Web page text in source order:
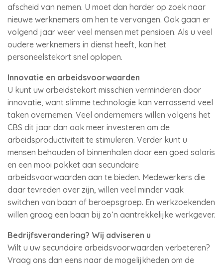
afscheid van nemen. U moet dan harder op zoek naar
nieuwe werknemers om hen te vervangen. Ook gaan er
volgend jaar weer veel mensen met pensioen. Als u veel
oudere werknemers in dienst heeft, kan het
personeelstekort snel oplopen.
Innovatie en arbeidsvoorwaarden
U kunt uw arbeidstekort misschien verminderen door
innovatie, want slimme technologie kan verrassend veel
taken overnemen. Veel ondernemers willen volgens het
CBS dit jaar dan ook meer investeren om de
arbeidsproductiviteit te stimuleren. Verder kunt u
mensen behouden of binnenhalen door een goed salaris
en een mooi pakket aan secundaire
arbeidsvoorwaarden aan te bieden. Medewerkers die
daar tevreden over zijn, willen veel minder vaak
switchen van baan of beroepsgroep. En werkzoekenden
willen graag een baan bij zo’n aantrekkelijke werkgever.
Bedrijfsverandering? Wij adviseren u
Wilt u uw secundaire arbeidsvoorwaarden verbeteren?
Vraag ons dan eens naar de mogelijkheden om de